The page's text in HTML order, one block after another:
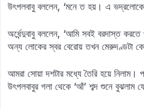
উৎপলবাবু বললেন, ‘মনে ত হয়। এ
অর্ধেন্দুবাবু বললেন, ‘আমি সবই বরদাস্ত
অন্য লোকের স্বর বেরোয় তখন মেরুদণ্ডটা
আমরা সোয়া দশটার মধ্যে তৈরি হয়ে নিলাম।
উৎপলবাবুর গলা থেকে ‘আঁ’ শব্দ শুনে বুঝলাম যে